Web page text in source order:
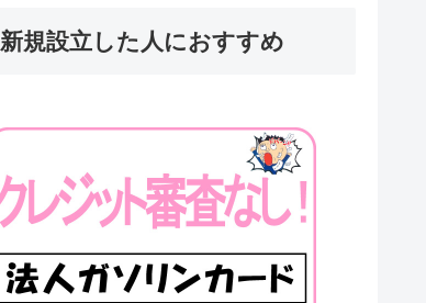
新規設立した人におすすめ